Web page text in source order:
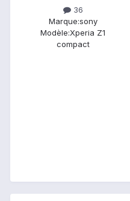
36
Marque:sony
Modèle:Xperia Z1
compact